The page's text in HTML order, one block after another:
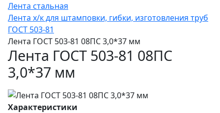
Лента стальная
Лента х/к для штамповки, гибки, изготовления труб
ГОСТ 503-81
Лента ГОСТ 503-81 08ПС 3,0*37 мм
Лента ГОСТ 503-81 08ПС
3,0*37 мм
Характеристики